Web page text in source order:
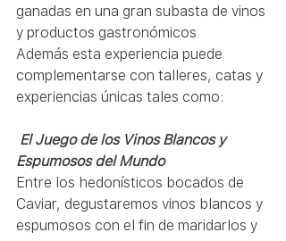
ganadas en una gran subasta de vinos
y productos gastronómicos
Además esta experiencia puede
complementarse con talleres, catas y
experiencias únicas tales como:
El Juego de los Vinos Blancos y
Espumosos del Mundo
Entre los hedonísticos bocados de
Caviar, degustaremos vinos blancos y
espumosos con el fin de maridarlos y